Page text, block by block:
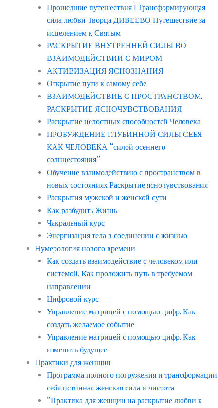
Прошедшие путешествия | Трансформирующая
сила любви Творца ДИВЕЕВО Путешествие за
исцелением к Святым
РАСКРЫТИЕ ВНУТРЕННЕЙ СИЛЫ ВО
ВЗАИМОДЕЙСТВИИ С МИРОМ
АКТИВИЗАЦИЯ ЯСНОЗНАНИЯ
Открытие пути к самому себе
ВЗАИМОДЕЙСТВИЕ С ПРОСТРАНСТВОМ.
РАСКРЫТИЕ ЯСНОЧУВСТВОВАНИЯ
Раскрытие целостных способностей Человека
ПРОБУЖДЕНИЕ ГЛУБИННОЙ СИЛЫ СЕБЯ
КАК ЧЕЛОВЕКА “силой осеннего
солнцестояния”
Обучение взаимодействию с пространством в
новых состояниях Раскрытие ясночувствования
Раскрытия мужской и женской сути
Как разбудить Жизнь
Чакральный курс
Энергизация тела в соединении с жизнью
Нумерология нового времени
Как создать взаимодействие с человеком или
системой. Как проложить путь в требуемом
направлении
Цифровой курс
Управление матрицей с помощью цифр. Как
создать желаемое событие
Управление матрицей с помощью цифр. Как
изменить будущее
Практики для женщин
Программа полного погружения и трансформации
себя истинная женская сила и чистота
“Практика для женщин на раскрытие любви к